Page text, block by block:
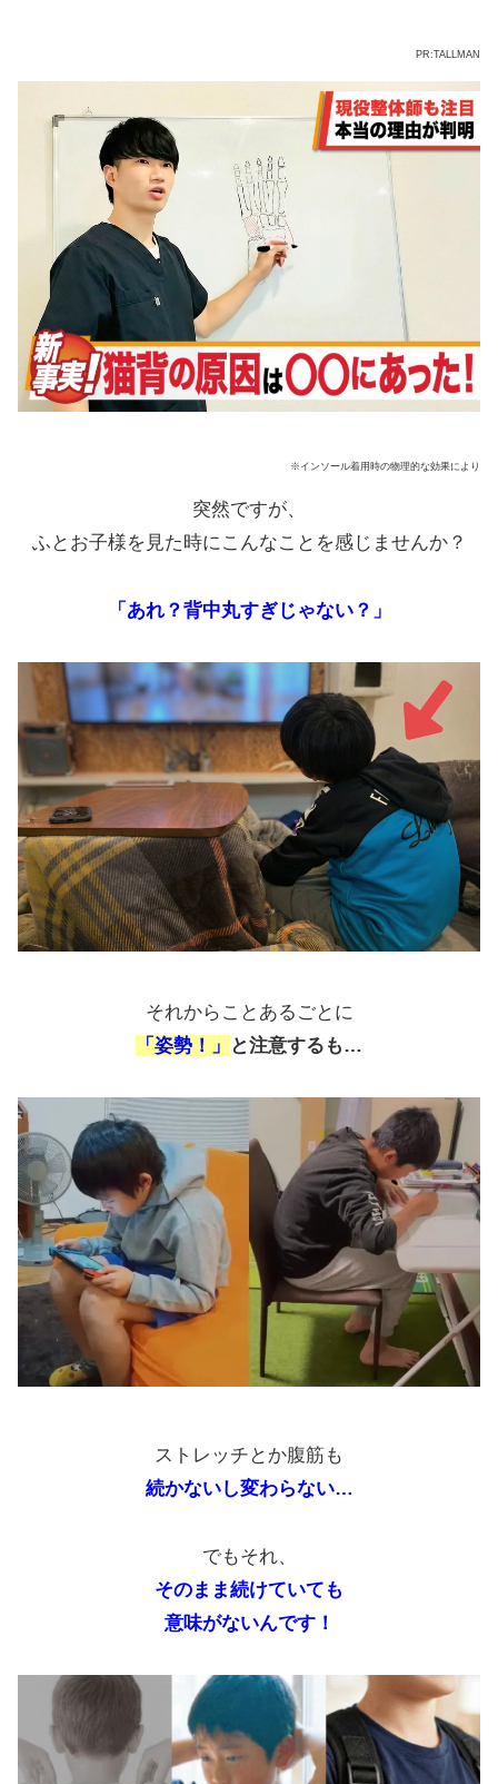
PR:TALLMAN
※インソール着用時の物理的な効果により
突然ですが、
ふとお子様を見た時にこんなことを感じませんか？
「あれ？背中丸すぎじゃない？」
それからことあるごとに
「姿勢！」
と注意するも…
ストレッチとか腹筋も
続かないし変わらない…
でもそれ、
そのまま続けていても
意味がないんです！